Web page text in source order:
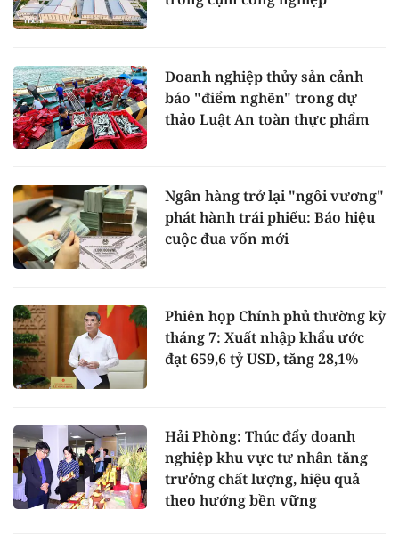
Doanh nghiệp thủy sản cảnh
báo "điểm nghẽn" trong dự
thảo Luật An toàn thực phẩm
Ngân hàng trở lại "ngôi vương"
phát hành trái phiếu: Báo hiệu
cuộc đua vốn mới
Phiên họp Chính phủ thường kỳ
tháng 7: Xuất nhập khẩu ước
đạt 659,6 tỷ USD, tăng 28,1%
Hải Phòng: Thúc đẩy doanh
nghiệp khu vực tư nhân tăng
trưởng chất lượng, hiệu quả
theo hướng bền vững